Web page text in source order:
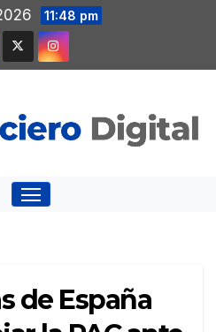
11:48 pm
de España